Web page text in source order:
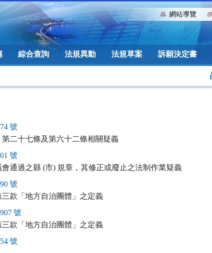
::: 網站導覽
綜合查詢 法規異動 法規草案 訴願決定書
號
二十七條及第六十二條相關疑義
號
通過之縣 (市) 規章，其修正或廢止之法制作業疑義
號
款「地方自治團體」之定義
號
款「地方自治團體」之定義
號